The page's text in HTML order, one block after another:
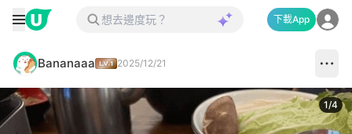
下載App
Bananaaa 2025/12/21
1/4